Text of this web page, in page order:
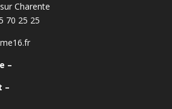
Charente
70 25 25
–
–